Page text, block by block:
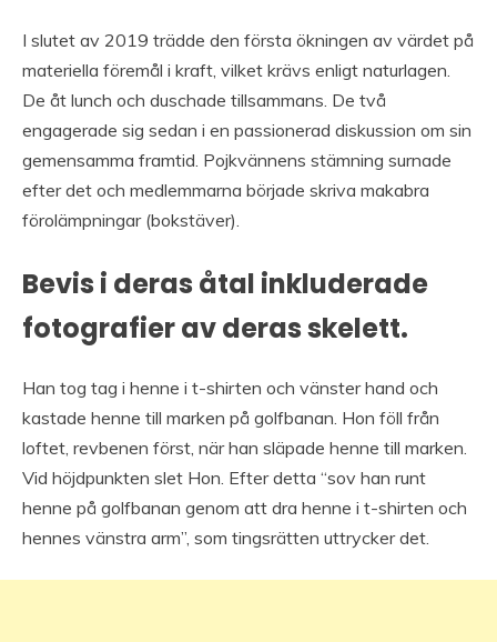
I slutet av 2019 trädde den första ökningen av värdet på
materiella föremål i kraft, vilket krävs enligt naturlagen.
De åt lunch och duschade tillsammans. De två
engagerade sig sedan i en passionerad diskussion om sin
gemensamma framtid. Pojkvännens stämning surnade
efter det och medlemmarna började skriva makabra
förolämpningar (bokstäver).
Bevis i deras åtal inkluderade
fotografier av deras skelett.
Han tog tag i henne i t-shirten och vänster hand och
kastade henne till marken på golfbanan. Hon föll från
loftet, revbenen först, när han släpade henne till marken.
Vid höjdpunkten slet Hon. Efter detta “sov han runt
henne på golfbanan genom att dra henne i t-shirten och
hennes vänstra arm”, som tingsrätten uttrycker det.